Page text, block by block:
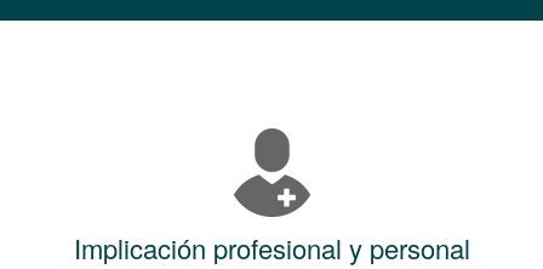
Implicación profesional y personal